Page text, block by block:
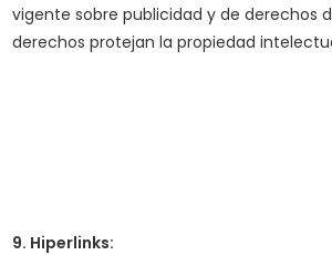
vigente sobre publicidad y de derechos
derechos protejan la propiedad
9. Hiperlinks: